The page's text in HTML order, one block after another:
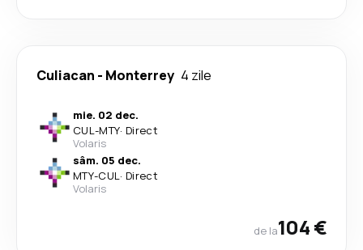
Culiacan - Monterrey 4 zile
mie. 02 dec.
CUL-MTY· Direct
Volaris
sâm. 05 dec.
MTY-CUL· Direct
Volaris
de la104 €